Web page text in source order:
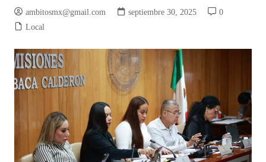
ambitosmx@gmail.com septiembre 30, 2025
0
Local